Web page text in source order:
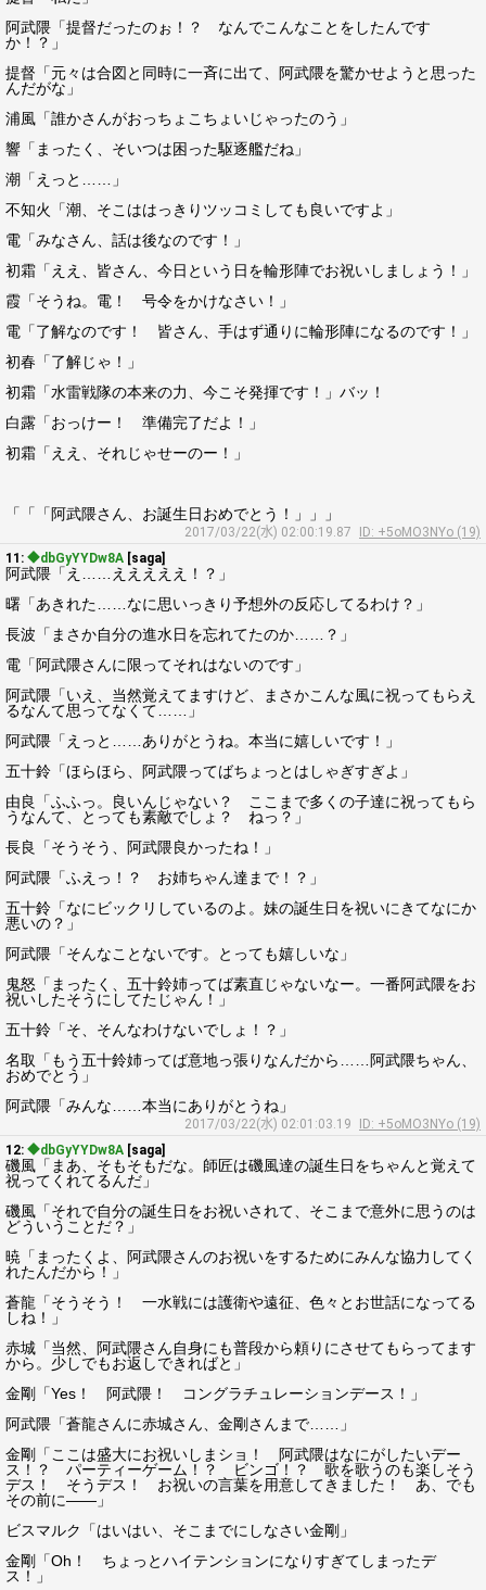
阿武隈「提督だったのぉ！？ なんでこんなことをしたんです
か！？」
提督「元々は合図と同時に一斉に出て、阿武隈を驚かせようと思った
んだがな」
浦風「誰かさんがおっちょこちょいじゃったのう」
響「まったく、そいつは困った駆逐艦だね」
潮「えっと……」
不知火「潮、そこははっきりツッコミしても良いですよ」
電「みなさん、話は後なのです！」
初霜「ええ、皆さん、今日という日を輪形陣でお祝いしましょう！」
霞「そうね。電！ 号令をかけなさい！」
電「了解なのです！ 皆さん、手はず通りに輪形陣になるのです！」
初春「了解じゃ！」
初霜「水雷戦隊の本来の力、今こそ発揮です！」バッ！
白露「おっけー！ 準備完了だよ！」
初霜「ええ、それじゃせーのー！」
「「「阿武隈さん、お誕生日おめでとう！」」」
2017/03/22(水) 02:00:19.87
ID: +5oMO3NYo (19)
11: ◆dbGyYYDw8A [saga]
阿武隈「え……えええええ！？」
曙「あきれた……なに思いっきり予想外の反応してるわけ？」
長波「まさか自分の進水日を忘れてたのか……？」
電「阿武隈さんに限ってそれはないのです」
阿武隈「いえ、当然覚えてますけど、まさかこんな風に祝ってもらえ
るなんて思ってなくて……」
阿武隈「えっと……ありがとうね。本当に嬉しいです！」
五十鈴「ほらほら、阿武隈ってばちょっとはしゃぎすぎよ」
由良「ふふっ。良いんじゃない？ ここまで多くの子達に祝ってもら
うなんて、とっても素敵でしょ？ ねっ？」
長良「そうそう、阿武隈良かったね！」
阿武隈「ふえっ！？ お姉ちゃん達まで！？」
五十鈴「なにビックリしているのよ。妹の誕生日を祝いにきてなにか
悪いの？」
阿武隈「そんなことないです。とっても嬉しいな」
鬼怒「まったく、五十鈴姉ってば素直じゃないなー。一番阿武隈をお
祝いしたそうにしてたじゃん！」
五十鈴「そ、そんなわけないでしょ！？」
名取「もう五十鈴姉ってば意地っ張りなんだから……阿武隈ちゃん、
おめでとう」
阿武隈「みんな……本当にありがとうね」
2017/03/22(水) 02:01:03.19
ID: +5oMO3NYo (19)
12: ◆dbGyYYDw8A [saga]
磯風「まあ、そもそもだな。師匠は磯風達の誕生日をちゃんと覚えて
祝ってくれてるんだ」
磯風「それで自分の誕生日をお祝いされて、そこまで意外に思うのは
どういうことだ？」
暁「まったくよ、阿武隈さんのお祝いをするためにみんな協力してく
れたんだから！」
蒼龍「そうそう！ 一水戦には護衛や遠征、色々とお世話になってる
しね！」
赤城「当然、阿武隈さん自身にも普段から頼りにさせてもらってます
から。少しでもお返しできればと」
金剛「Yes！ 阿武隈！ コングラチュレーションデース！」
阿武隈「蒼龍さんに赤城さん、金剛さんまで……」
金剛「ここは盛大にお祝いしまショ！ 阿武隈はなにがしたいデー
ス！？ パーティーゲーム！？ ビンゴ！？ 歌を歌うのも楽しそう
デス！ そうデス！ お祝いの言葉を用意してきました！ あ、でも
その前に――」
ビスマルク「はいはい、そこまでにしなさい金剛」
金剛「Oh！ ちょっとハイテンションになりすぎてしまったデ
ス！」